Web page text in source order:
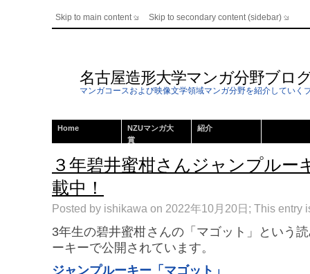
Skip to main content Skip to secondary content (sidebar)
名古屋造形大学マンガ分野ブロ
マンガコースおよび映像文学領域マンガ分野を紹介していく
Home
NZUマンガ大
賞
紹介
３年碧井蜜柑さんジャンプルー
載中！
Posted by ishikawa on 2022年10月20日; This entry
3年生の碧井蜜柑さんの「マゴット」という
ーキーで公開されています。
ジャンプルーキー「マゴット」